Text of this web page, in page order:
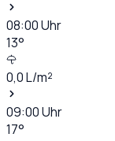
08:00Uhr
13°
0,0L/m²
09:00Uhr
17°